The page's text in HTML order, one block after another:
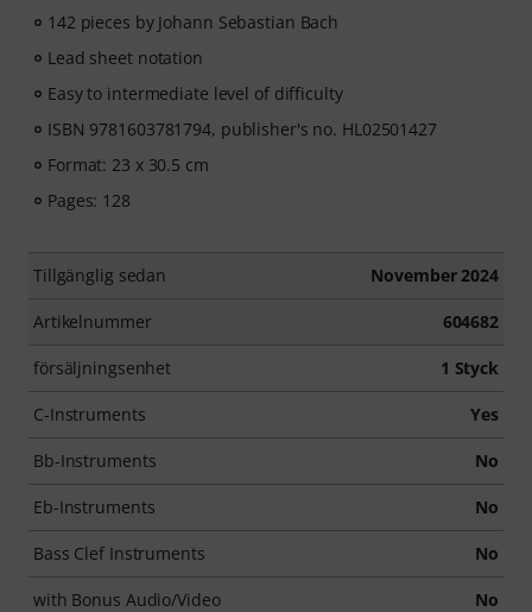
142 pieces by Johann Sebastian Bach
Lead sheet notation
Easy to intermediate level of difficulty
ISBN 9781603781794, publisher's no. HL02501427
Format: 23 x 30.5 cm
Pages: 128
Tillgänglig sedan November 2024
Artikelnummer 604682
försäljningsenhet 1 Styck
C-Instruments Yes
Bb-Instruments No
Eb-Instruments No
Bass Clef Instruments No
with Bonus Audio/Video No